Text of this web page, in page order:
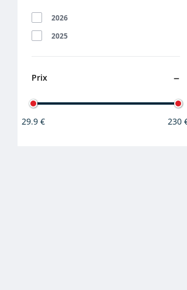
2026
2025
Prix
29.9 € 230